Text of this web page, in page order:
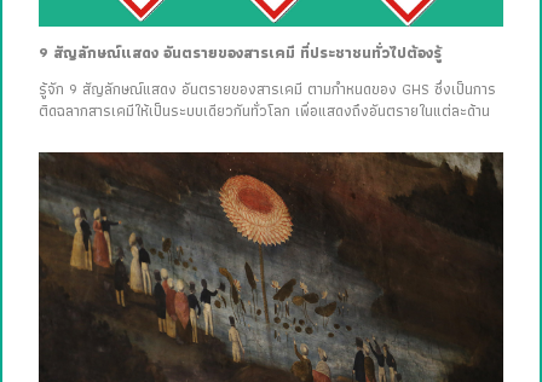
9 สัญลักษณ์แสดง อันตรายของสารเคมี ที่ประชาชนทั่วไปต้องรู้
รู้จัก 9 สัญลักษณ์แสดง อันตรายของสารเคมี ตามกำหนดของ GHS ซึ่งเป็นการ
ติดฉลากสารเคมีให้เป็นระบบเดียวกันทั่วโลก เพื่อแสดงถึงอันตรายในแต่ละด้าน